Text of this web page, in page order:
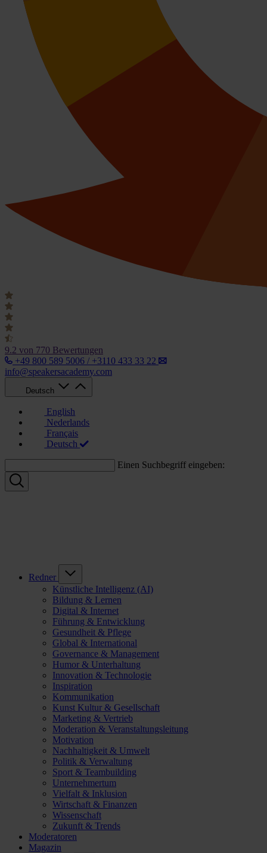
9.2 von 770 Bewertungen
+49 800 589 5006 / +3110 433 33 22
info@speakersacademy.com
Deutsch
English
Nederlands
Français
Deutsch
Einen Suchbegriff eingeben:
Redner
Künstliche Intelligenz (AI)
Bildung & Lernen
Digital & Internet
Führung & Entwicklung
Gesundheit & Pflege
Global & International
Governance & Management
Humor & Unterhaltung
Innovation & Technologie
Inspiration
Kommunikation
Kunst Kultur & Gesellschaft
Marketing & Vertrieb
Moderation & Veranstaltungsleitung
Motivation
Nachhaltigkeit & Umwelt
Politik & Verwaltung
Sport & Teambuilding
Unternehmertum
Vielfalt & Inklusion
Wirtschaft & Finanzen
Wissenschaft
Zukunft & Trends
Moderatoren
Magazin